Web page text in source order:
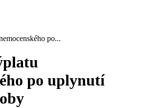
po...
po uplynutí